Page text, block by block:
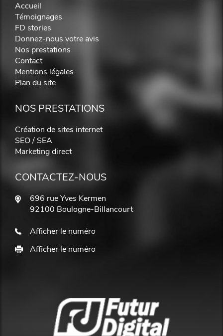
Accueil
Témoignages
FD stories
Donnez-nous votre avis
Nos prestations
Contact
Mentions légales
Plan du site
NOS PRESTATIONS
Création de sites internet
SEO / SEA
Marketing direct
CONTACTEZ-NOUS
696 rue Yves Kermen
92100 Boulogne-Billancourt
Afficher le numéro
Afficher le numéro